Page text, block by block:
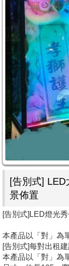
[告別式]
景佈置
[告別式]LED燈光
本產品以「對」為
[告別式]每對出租
本產品以「對」為